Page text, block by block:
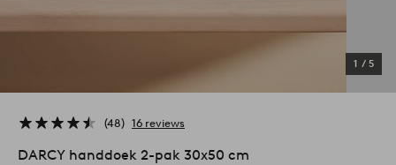
1 / 5
48 16 reviews
DARCY handdoek 2-pak 30x50 cm